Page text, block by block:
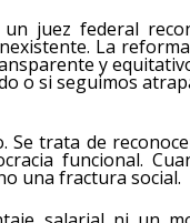
juez federal
La
y
o si seguimos
Se trata de
funcional.
una fractura social.